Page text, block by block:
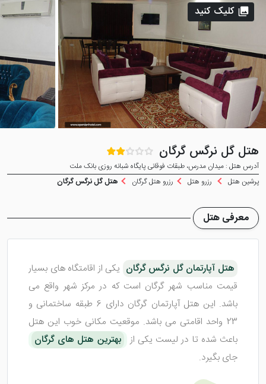
هتل گل نرگس گرگان
آدرس هتل : میدان مدرس، طبقات فوقانی پایگاه شبانه روزی بانک ملت
پرشین هتل
رزرو هتل رزرو هتل گرگان هتل گل نرگس گرگان
کلیک کنید
معرفی هتل
هتل آپارتمان گل نرگس گرگان یکی از اقامتگاه های بسیار
قیمت مناسب شهر گرگان است که در مرکز شهر واقع می
باشد. این هتل آپارتمان گرگان دارای 6 طبقه ساختمانی و
23 واحد اقامتی می باشد. موقعیت مکانی خوب این هتل
باعث شده تا در لیست یکی از
بهترین هتل های گرگان
جای بگیرد.